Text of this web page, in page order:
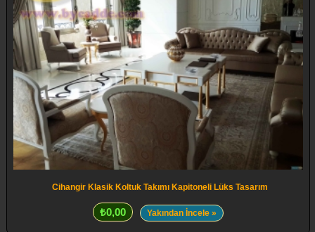
Cihangir Klasik Koltuk Takımı Kapitoneli Lüks Tasarım
₺0,00 Yakından İncele »